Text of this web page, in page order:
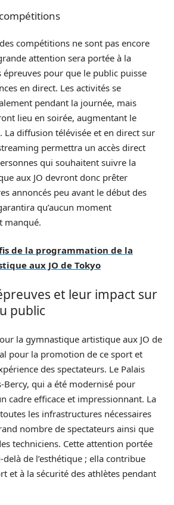
compétitions ne sont pas encore
attention sera portée à la
pour que le public puisse
en direct. Les activités se
pendant la journée, mais
lieu en soirée, augmentant le
La diffusion télévisée et en direct sur
permettra un accès direct
qui souhaitent suivre la
aux JO devront donc prêter
annoncés peu avant le début des
qu’aucun moment
manqué.
de la programmation de la
aux JO de Tokyo
et leur impact sur
public
la gymnastique artistique aux JO de
pour la promotion de ce sport et
des spectateurs. Le Palais
Bercy, qui a été modernisé pour
cadre efficace et impressionnant. La
les infrastructures nécessaires
nombre de spectateurs ainsi que
techniciens. Cette attention portée
de l’esthétique ; ella contribue
et à la sécurité des athlètes pendant